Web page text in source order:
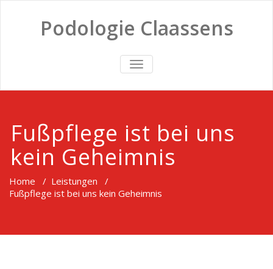
Podologie Claassens
TOGGLE
Fußpflege ist bei uns
kein Geheimnis
Home / Leistungen /
Fußpflege ist bei uns kein Geheimnis